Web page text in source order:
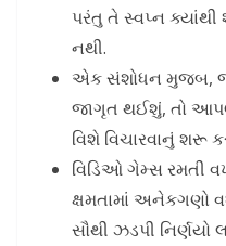
પરંતુ તે સ્વપ્ન
નથી.
એક સંશોધન મુજબ,
જાગૃત થઈશું, તો
વિશે વિચારવાનું શરૂ
વિડિઓ ગેમ્સ રમતી
ક્ષમતામાં
સૌથી ઝડપી